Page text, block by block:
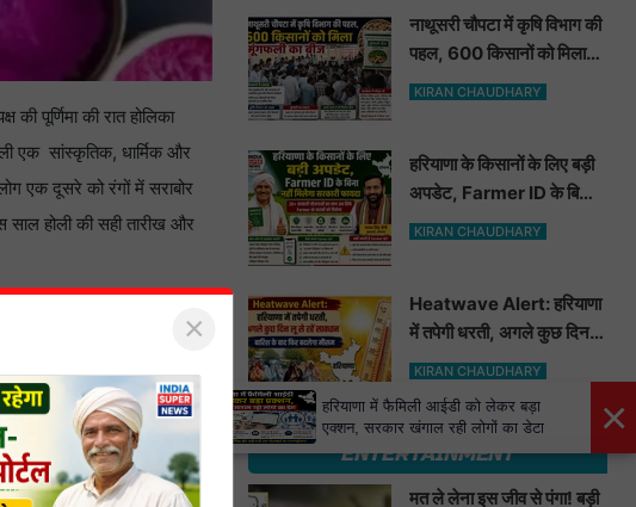
पूर्णिमा की रात होलिका
एक सांस्कृतिक, धार्मिक और
एक दूसरे को रंगों में सराबोर
होली की सही तारीख और
नाथूसरी चौपटा में कृषि विभाग की
पहल, 600 किसानों को मिला
मूंगफली का बीज
KIRAN CHAUDHARY
हरियाणा के किसानों के लिए बड़ी
अपडेट, Farmer ID के बिना
नहीं मिलेगा सरकारी फायदा
KIRAN CHAUDHARY
Heatwave Alert: हरियाणा
में तपेगी धरती, अगले कुछ दिन लू
से रहें सावधान. बारिश के बाद
KIRAN CHAUDHARY
ENTERTAINMENT
मत ले लेना इस जीव से पंगा! बड़ी
×
हरियाणा में फैमिली आईडी को लेकर बड़ा
एक्शन, सरकार खंगाल रही लोगों का डेटा
×